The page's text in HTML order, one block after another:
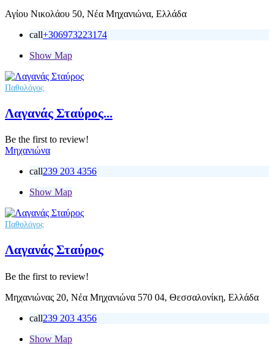
Αγίου Νικολάου 50, Νέα Μηχανιώνα, Ελλάδα
call+306973223174
Show Map
Παθολόγος
Λαγανάς Σταύρος...
Be the first to review!
Μηχανιώνα
call239 203 4356
Show Map
Παθολόγος
Λαγανάς Σταύρος
Be the first to review!
Μηχανιώνας 20, Νέα Μηχανιώνα 570 04, Θεσσαλονίκη, Ελλάδα
call239 203 4356
Show Map